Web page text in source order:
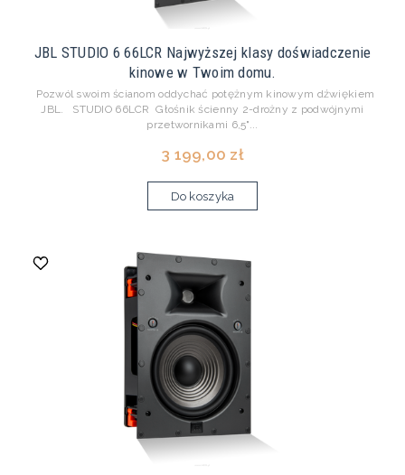
JBL STUDIO 6 66LCR Najwyższej klasy doświadczenie
kinowe w Twoim domu.
Pozwól swoim ścianom oddychać potężnym kinowym dźwiękiem
JBL. STUDIO 66LCR Głośnik ścienny 2-drożny z podwójnymi
przetwornikami 6,5"...
3 199,00 zł
Do koszyka